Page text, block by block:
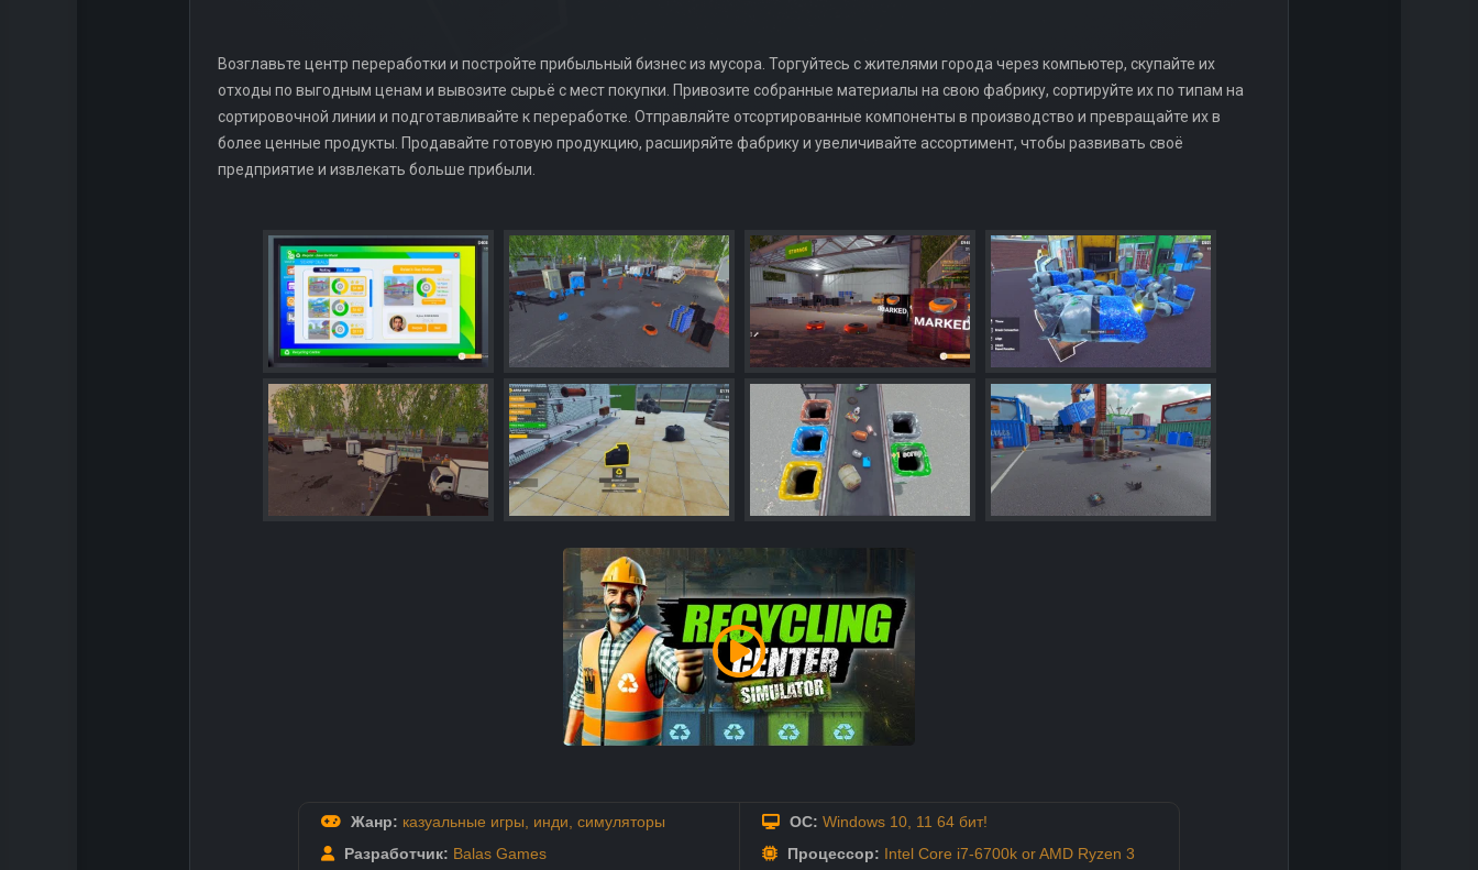
Возглавьте центр переработки и постройте прибыльный бизнес из мусора. Торгуйтесь с жителями города через компьютер, скупайте их
отходы по выгодным ценам и вывозите сырьё с мест покупки. Привозите собранные материалы на свою фабрику, сортируйте их по типам на
сортировочной линии и подготавливайте к переработке. Отправляйте отсортированные компоненты в производство и превращайте их в
более ценные продукты. Продавайте готовую продукцию, расширяйте фабрику и увеличивайте ассортимент, чтобы развивать своё
предприятие и извлекать больше прибыли.
Жанр: казуальные игры, инди, симуляторы
Разработчик: Balas Games
ОС: Windows 10, 11 64 бит!
Процессор: Intel Core i7-6700k or AMD Ryzen 3